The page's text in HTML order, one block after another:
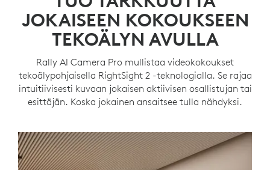
JOKAISEEN KOKOUKSEEN
TEKOÄLYN AVULLA
Rally AI Camera Pro mullistaa videokokoukset
tekoälypohjaisella RightSight 2 -teknologialla. Se rajaa
intuitiivisesti kuvaan jokaisen aktiivisen osallistujan tai
esittäjän. Koska jokainen ansaitsee tulla nähdyksi.